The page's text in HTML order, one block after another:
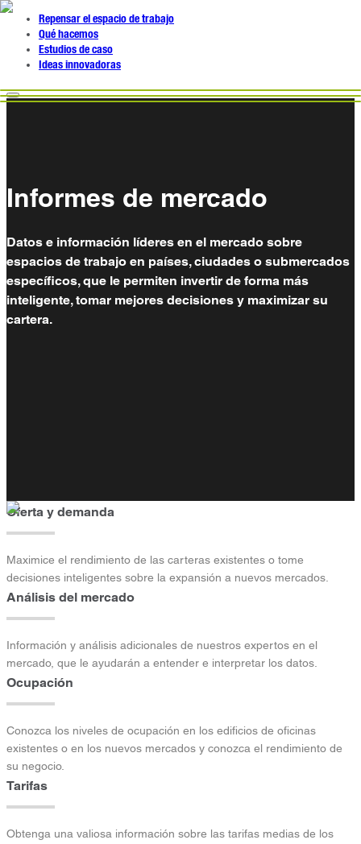
Repensar el espacio de trabajo
Qué hacemos
Estudios de caso
Ideas innovadoras
Informes de mercado
Datos e información líderes en el mercado sobre
espacios de trabajo en países, ciudades o submercados
específicos, que le permiten invertir de forma más
inteligente, tomar mejores decisiones y maximizar su
cartera.
Oferta y demanda
Maximice el rendimiento de las carteras existentes o tome
decisiones inteligentes sobre la expansión a nuevos mercados.
Análisis del mercado
Información y análisis adicionales de nuestros expertos en el
mercado, que le ayudarán a entender e interpretar los datos.
Ocupación
Conozca los niveles de ocupación en los edificios de oficinas
existentes o en los nuevos mercados y conozca el rendimiento de
su negocio.
Tarifas
Obtenga una valiosa información sobre las tarifas medias de los